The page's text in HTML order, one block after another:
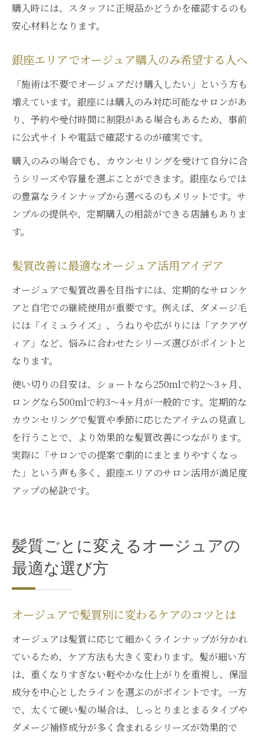
サロン選びが左右するオージュア体験の満
足度
の魅力
口コミ活用で見極める銀座オージュア取扱
店
お得にオージュアを手に入れるための工夫
集
自分に合うオージュアを探す銀座での新常識
オージュア選びは銀座限定のカウンセリン
グが鍵
銀座で理想のオージュアを見つける最新ア
髪質やライフスタイルに適したオージュア
の選択法
オージュア購入のみでも納得できるアドバ
イス活用
自分だけのオージュアカスタムケア体験を
銀座で
購入時には、スタッフに正規品かどうかを確認するのも
安心材料となります。
銀座エリアでオージュア購入のみ希望する人へ
「施術は不要でオージュアだけ購入したい」という方も
増えています。銀座には購入のみ対応可能なサロンがあ
り、予約や受付時間に制限がある場合もあるため、事前
に公式サイトや電話で確認するのが確実です。
購入のみの場合でも、カウンセリングを受けて自分に合
うシリーズや容量を選ぶことができます。銀座ならでは
の豊富なラインナップから選べるのもメリットです。サ
ンプルの提供や、定期購入の相談ができる店舗もありま
す。
髪質改善に最適なオージュア活用アイデア
オージュアで髪質改善を目指すには、定期的なサロンケ
アと自宅での継続使用が重要です。例えば、ダメージ毛
には「イミュライズ」、うねりや広がりには「アクアヴ
ィア」など、悩みに合わせたシリーズ選びがポイントと
なります。
使い切りの目安は、ショートなら250mlで約2～3ヶ月、
ロングなら500mlで約3～4ヶ月が一般的です。定期的な
カウンセリングで髪質や季節に応じたアイテムの見直し
を行うことで、より効果的な髪質改善につながります。
実際に「サロンでの提案で劇的にまとまりやすくなっ
た」という声も多く、銀座エリアのサロン活用が満足度
アップの秘訣です。
髪質ごとに変えるオージュアの
最適な選び方
オージュアで髪質別に変わるケアのコツとは
オージュアは髪質に応じて細かくラインナップが分かれ
ているため、ケア方法も大きく変わります。髪が細い方
は、重くなりすぎない軽やかな仕上がりを重視し、保湿
成分を中心としたラインを選ぶのがポイントです。一方
で、太くて硬い髪の場合は、しっとりまとまるタイプや
ダメージ補修成分が多く含まれるシリーズが効果的で